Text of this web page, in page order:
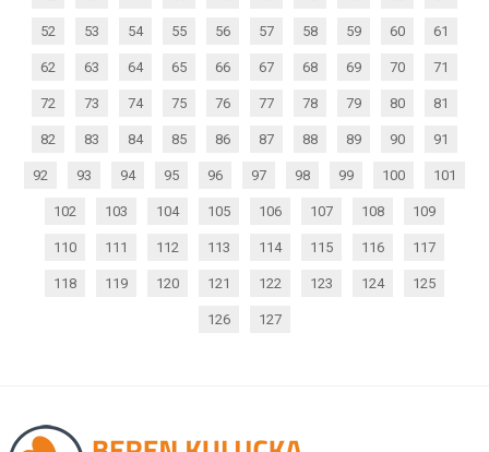
52 53 54 55 56 57 58 59 60 61
62 63 64 65 66 67 68 69 70 71
72 73 74 75 76 77 78 79 80 81
82 83 84 85 86 87 88 89 90 91
92 93 94 95 96 97 98 99 100 101
102 103 104 105 106 107 108 109
110 111 112 113 114 115 116 117
118 119 120 121 122 123 124 125
126 127